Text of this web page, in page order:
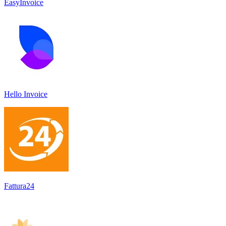
EasyInvoice
Hello Invoice
Fattura24